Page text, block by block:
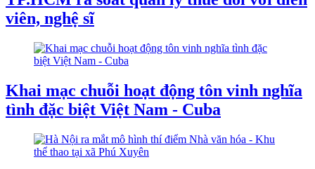
viên, nghệ sĩ
Khai mạc chuỗi hoạt động tôn vinh nghĩa
tình đặc biệt Việt Nam - Cuba